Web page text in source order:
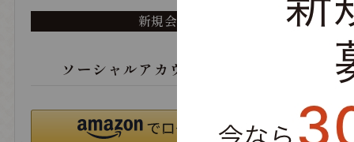
新規会員登録
ソーシャルアカウントでログイン